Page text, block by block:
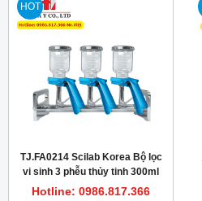
HOT
TJ.FA0214 Scilab Korea Bộ lọc
vi sinh 3 phễu thủy tinh 300ml
Hotline: 0986.817.366